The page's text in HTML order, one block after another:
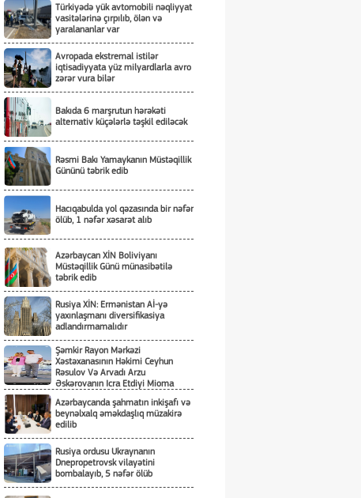
Türkiyədə yük avtomobili nəqliyyat
vasitələrinə çırpılıb, ölən və
yaralananlar var
Avropada ekstremal istilər
iqtisadiyyata yüz milyardlarla avro
zərər vura bilər
Bakıda 6 marşrutun hərəkəti
alternativ küçələrlə təşkil ediləcək
Rəsmi Bakı Yamaykanın Müstəqillik
Gününü təbrik edib
Hacıqabulda yol qəzasında bir nəfər
ölüb, 1 nəfər xəsarət alıb
Azərbaycan XİN Boliviyanı
Müstəqillik Günü münasibətilə
təbrik edib
Rusiya XİN: Ermənistan Aİ-yə
yaxınlaşmanı diversifikasiya
adlandırmamalıdır
Şəmkir Rayon Mərkəzi
Xəstəxanasının Həkimi Ceyhun
Rəsulov Və Arvadı Arzu
Əskərovanın Icra Etdiyi Mioma
Ölümü Ilə Bağlı Şəmkir Rayon
Prokrurluğunda Araşdırma Aparılır
Azərbaycanda şahmatın inkişafı və
beynəlxalq əməkdaşlıq müzakirə
edilib
Rusiya ordusu Ukraynanın
Dnepropetrovsk vilayətini
bombalayıb, 5 nəfər ölüb